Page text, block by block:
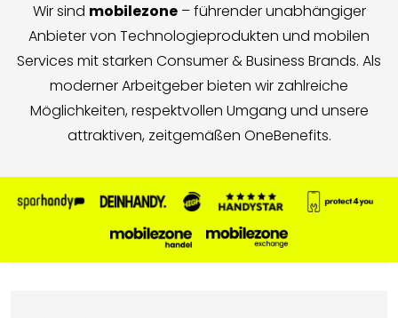
Wir sind mobilezone– führender unabhängiger
Anbieter von Technologieprodukten und mobilen
Services mit starken Consumer & Business Brands. Als
moderner Arbeitgeber bieten wir zahlreiche
Möglichkeiten, respektvollen Umgang und unsere
attraktiven, zeitgemäßen OneBenefits.